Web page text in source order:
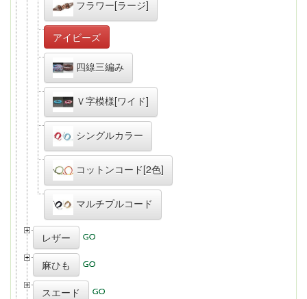
フラワー[ラージ]
アイビーズ
四線三編み
Ｖ字模様[ワイド]
シングルカラー
コットンコード[2色]
マルチプルコード
レザー
麻ひも
スエード